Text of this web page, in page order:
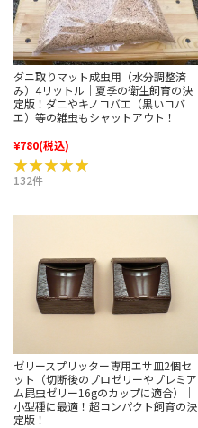
ダニ取りマット成虫用（水分調整済
み）4リットル｜夏季の衛生飼育の決
定版！ダニやキノコバエ（黒いコバ
エ）等の雑虫もシャットアウト！
¥780(税込)
★★★★★
★★★★★
132件
ゼリースプリッター専用エサ皿2個セ
ット（切断後のプロゼリーやプレミア
ム昆虫ゼリー16gのカップに適合）｜
小型種に最適！超コンパクト飼育の決
定版！